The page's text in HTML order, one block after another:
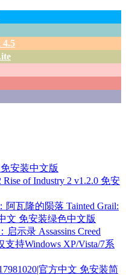
安装中文版
of Industry 2 v1.2.0 免安
瓦隆的陨落 Tainted Grail:
文 免安装绿色中文版
示录 Assassins Creed
支持Windows XP/Vista/7系
官方中文 免安装简